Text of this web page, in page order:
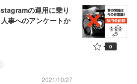
の運用に乗り
事へのアンケートか
2021/10/27
0